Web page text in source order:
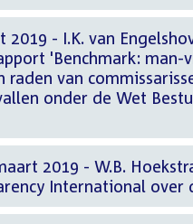
- I.K. van
'Benchmark: man-
van
onder de Wet
2019 - W.B.
International over